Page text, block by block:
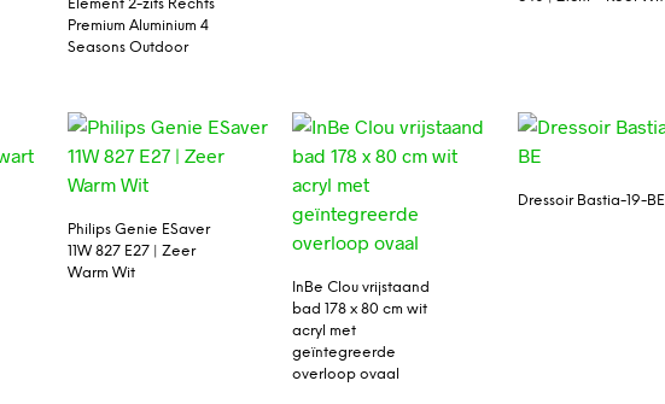
Element 2-zits Rechts
Premium Aluminium 4
Seasons Outdoor
Philips Genie ESaver
11W 827 E27 | Zeer
Warm Wit
InBe Clou vrijstaand
bad 178 x 80 cm wit
acryl met
geïntegreerde
overloop ovaal
Dressoir Bastia-19-BE